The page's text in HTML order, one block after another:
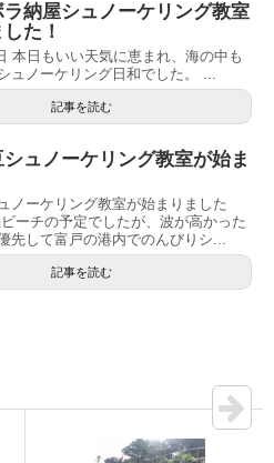
納屋シュノーケリング教室
た！
本日もいい天気に恵まれ、海の中も
ュノーケリング日和でした。 ...
記事を読む
ュノーケリング教室が始ま
ノーケリング教室が始まりました
ーチの予定でしたが、波が高かった
先して富戸の港内でのんびりシ...
記事を読む